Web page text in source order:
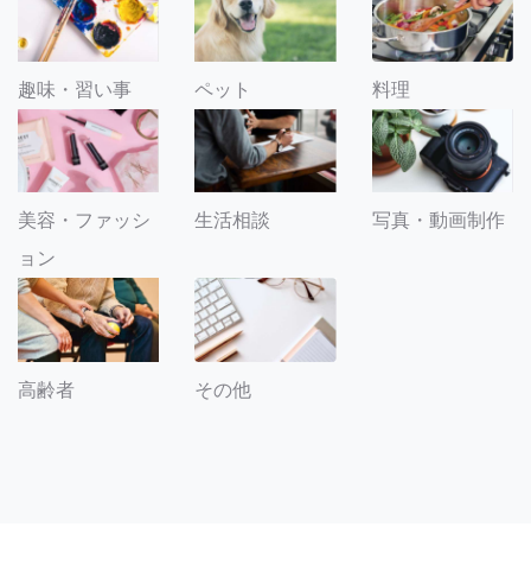
趣味・習い事 ペット 料理
美容・ファッシ
ョン
生活相談 写真・動画制作
高齢者 その他